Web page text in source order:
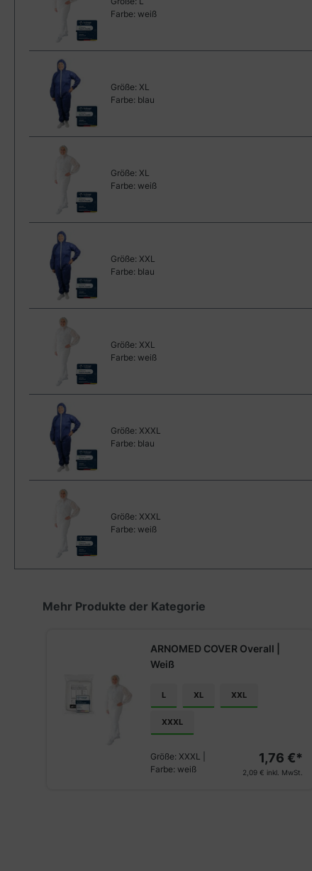
Farbe: weiß
Größe: XL
Farbe: blau
Größe: XL
Farbe: weiß
Größe: XXL
Farbe: blau
Größe: XXL
Farbe: weiß
Größe: XXXL
Farbe: blau
Größe: XXXL
Farbe: weiß
Produktgalerie überspringen
Mehr Produkte der Kategorie
ARNOMED COVER Overall |
Weiß
L XL XXL
XXXL
Größe: XXXL
Farbe: weiß
1,76 €*
2,09 € inkl. MwSt.